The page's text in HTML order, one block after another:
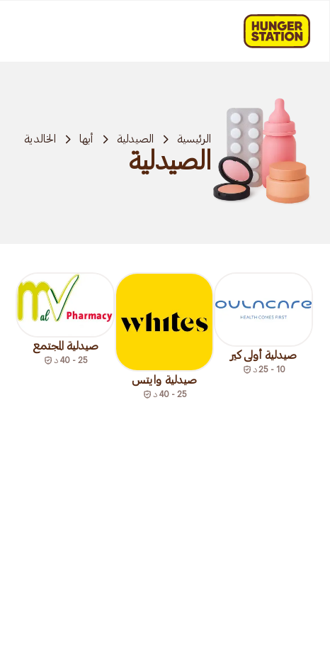
الرئيسية الصيدلية أبها الخالدية
الصيدلية
صيدلية أولى كير
10 - 25 د
صيدلية وايتس
25 - 40 د
صيدلية المجتمع
25 - 40 د